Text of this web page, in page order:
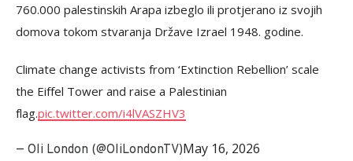
760.000 palestinskih Arapa izbeglo ili protjerano iz svojih
domova tokom stvaranja Države Izrael 1948. godine.
Climate change activists from ‘Extinction Rebellion’ scale
the Eiffel Tower and raise a Palestinian
flag.pic.twitter.com/i4lVASZHV3
— Oli London (@OliLondonTV)May 16, 2026